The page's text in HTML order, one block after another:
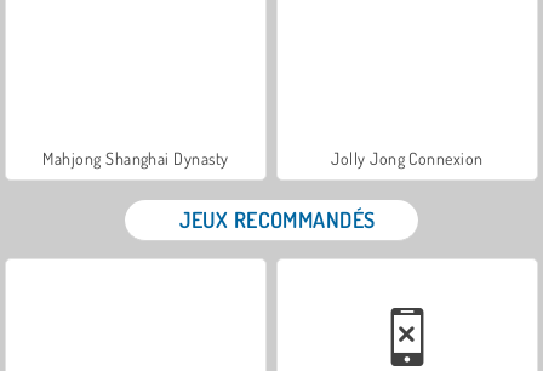
Mahjong Shanghai Dynasty Jolly Jong Connexion
JEUX RECOMMANDÉS